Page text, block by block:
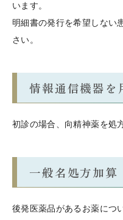
います。
明細書の発行を希望しない
さい。
情報通信機器を
初診の場合、向精神薬を処
一般名処方加算
後発医薬品があるお薬につ